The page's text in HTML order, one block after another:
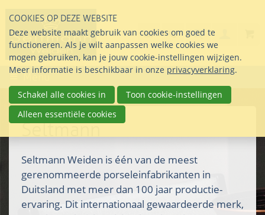
links
over
Direct
naar
inhoud
Direct
naar
het
info@seltmann-
Stel uw vraag
085 76 07 000
Search
Menu
Seltmann
Seltmann Weiden is één van de meest
gerenommeerde porseleinfabrikanten in
Duitsland met meer dan 100 jaar productie-
ervaring. Dit internationaal gewaardeerde merk,
COOKIES OP DEZE WEBSITE
Deze website maakt gebruik van cookies om goed te
functioneren. Als je wilt aanpassen welke cookies we
mogen gebruiken, kan je jouw cookie-instellingen wijzigen.
Meer informatie is beschikbaar in onze privacyverklaring.
Schakel alle cookies in
Toon cookie-instellingen
Alleen essentiële cookies